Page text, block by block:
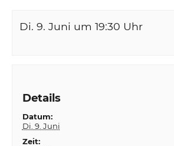
Di. 9. Juni um 19:30 Uhr
Details
Datum:
Di. 9. Juni
Zeit: